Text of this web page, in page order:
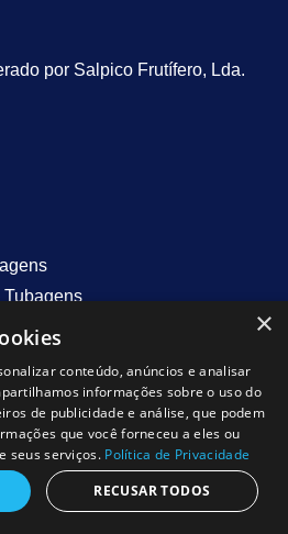
por Salpico Frutífero, Lda.
água
antigas
tubagens
de Esgoto
×
conteúdo, anúncios e analisar
informações sobre o uso do
de publicidade e análise, que podem
que você forneceu a eles ou
seus serviços. Política de Privacidade
RECUSAR TODOS